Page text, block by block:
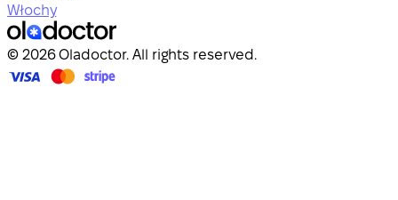
Włochy
© 2026 Oladoctor. All rights reserved.